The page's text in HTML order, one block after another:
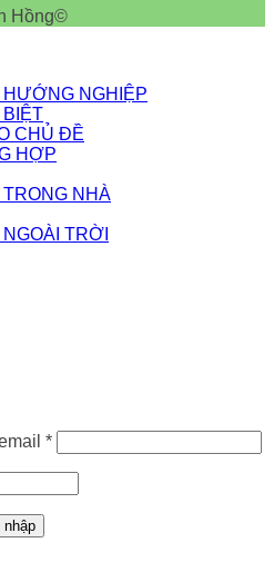
Hồng©
NGHIỆP
CHỦ ĐỀ
HỢP
NHÀ
TRỜI
*Bắt
buộc
nhập